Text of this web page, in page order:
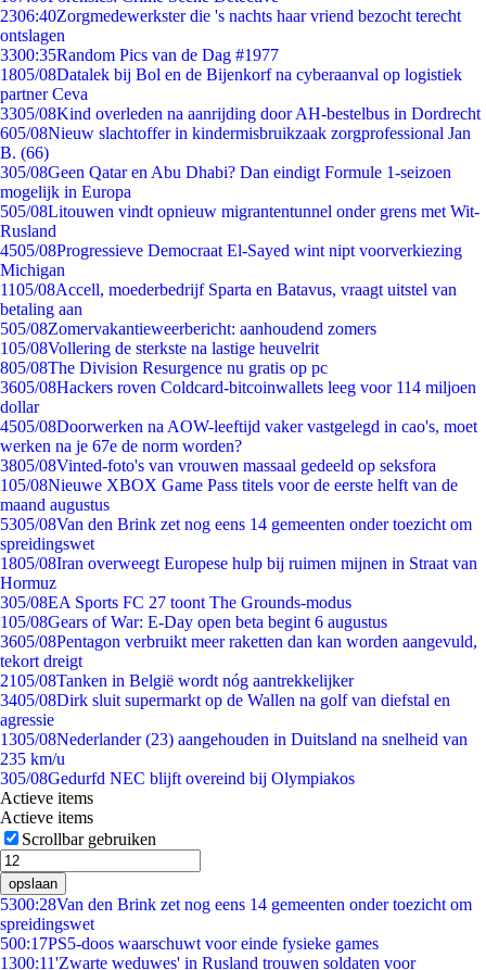
2306:40Zorgmedewerkster die 's nachts haar vriend bezocht terecht
ontslagen
3300:35Random Pics van de Dag #1977
1805/08Datalek bij Bol en de Bijenkorf na cyberaanval op logistiek
partner Ceva
3305/08Kind overleden na aanrijding door AH-bestelbus in Dordrecht
605/08Nieuw slachtoffer in kindermisbruikzaak zorgprofessional Jan
B. (66)
305/08Geen Qatar en Abu Dhabi? Dan eindigt Formule 1-seizoen
mogelijk in Europa
505/08Litouwen vindt opnieuw migrantentunnel onder grens met Wit-
Rusland
4505/08Progressieve Democraat El-Sayed wint nipt voorverkiezing
Michigan
1105/08Accell, moederbedrijf Sparta en Batavus, vraagt uitstel van
betaling aan
505/08Zomervakantieweerbericht: aanhoudend zomers
105/08Vollering de sterkste na lastige heuvelrit
805/08The Division Resurgence nu gratis op pc
3605/08Hackers roven Coldcard-bitcoinwallets leeg voor 114 miljoen
dollar
4505/08Doorwerken na AOW-leeftijd vaker vastgelegd in cao's, moet
werken na je 67e de norm worden?
3805/08Vinted-foto's van vrouwen massaal gedeeld op seksfora
105/08Nieuwe XBOX Game Pass titels voor de eerste helft van de
maand augustus
5305/08Van den Brink zet nog eens 14 gemeenten onder toezicht om
spreidingswet
1805/08Iran overweegt Europese hulp bij ruimen mijnen in Straat van
Hormuz
305/08EA Sports FC 27 toont The Grounds-modus
105/08Gears of War: E-Day open beta begint 6 augustus
3605/08Pentagon verbruikt meer raketten dan kan worden aangevuld,
tekort dreigt
2105/08Tanken in België wordt nóg aantrekkelijker
3405/08Dirk sluit supermarkt op de Wallen na golf van diefstal en
agressie
1305/08Nederlander (23) aangehouden in Duitsland na snelheid van
235 km/u
305/08Gedurfd NEC blijft overeind bij Olympiakos
Actieve items
Actieve items
Scrollbar gebruiken
opslaan
5300:28Van den Brink zet nog eens 14 gemeenten onder toezicht om
spreidingswet
500:17PS5-doos waarschuwt voor einde fysieke games
1300:11'Zwarte weduwes' in Rusland trouwen soldaten voor